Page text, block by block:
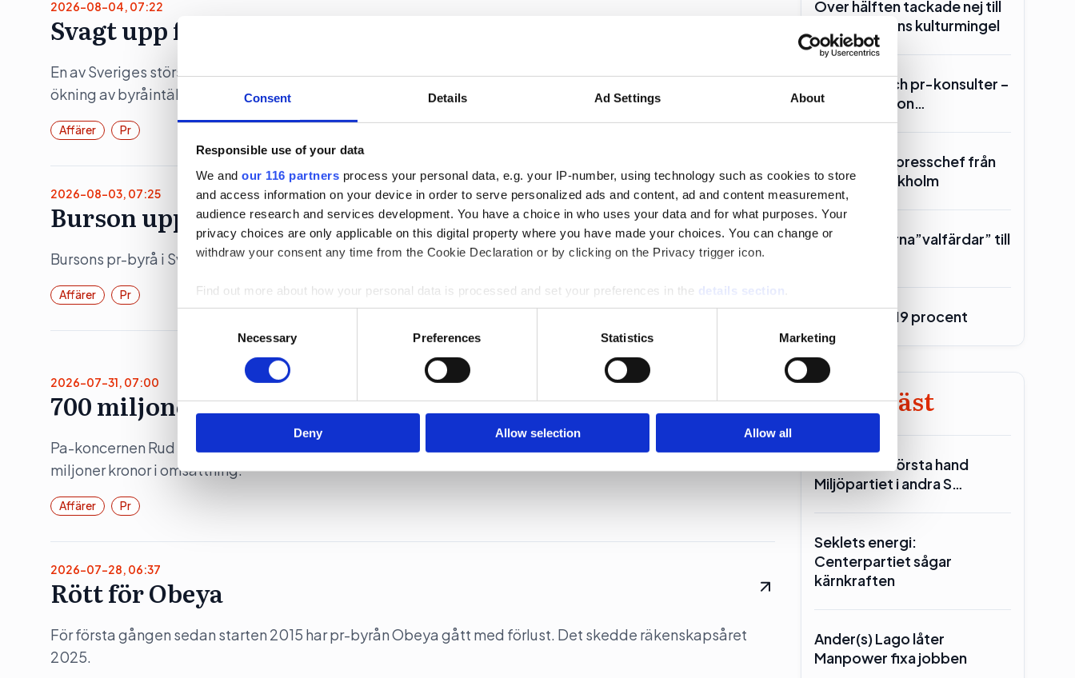
Consent Details Ad Settings About
Responsible use of your data
We and our 116 partners process your personal data, e.g. your IP-number, using technology such as cookies to store
and access information on your device in order to serve personalized ads and content, ad and content measurement,
audience research and services development. You have a choice in who uses your data and for what purposes. Your
privacy choices are only applicable on this digital property where you have made your choices. You can change or
withdraw your consent any time from the Cookie Declaration or by clicking on the Privacy trigger icon.
Find out more about how your personal data is processed and set your preferences in the details section
information about your use of our site with our social media, advertising and analytics partners who may combine it with
other information that you’ve provided to them or that they’ve collected from your use of their services.
Necessary Preferences Statistics Marketing
Deny Allow selection Allow all
2026-08-04, 07:22
Svagt upp för Åkestam Holst
En av Sveriges största reklambyråer åstadkom en avsevärd ökning av omsättningen men en marginell
ökning av byråintäkten under räkenskapsåret 2025.
Affärer Pr
2026-08-03, 07:25
Burson upp 19 procent
Bursons pr-byrå i Sverige ökade både intäkten och vinsten under 2025.
Affärer Pr
2026-07-31, 07:00
700 miljoner för Rud Pedersen
Pa-koncernen Rud Pedersen ökade under 2025 både intäkten och lönsamheten och passerade 700
miljoner kronor i omsättning.
Affärer Pr
2026-07-28, 06:37
Rött för Obeya
För första gången sedan starten 2015 har pr-byrån Obeya gått med förlust. Det skedde räkenskapsåret
2025.
Över hälften tackade nej till
statministerns kulturmingel
Lars Lerin och pr-konsulter –
Ulf Kristersson…
SKR hämtar presschef från
Region Stockholm
Toppolitikerna”valfärdar” till
Burson upp 19 procent
Minst läst
Reinfeldt: I första hand
Miljöpartiet i andra S…
Seklets energi:
Centerpartiet sågar
kärnkraften
Ander(s) Lago låter
Manpower fixa jobben